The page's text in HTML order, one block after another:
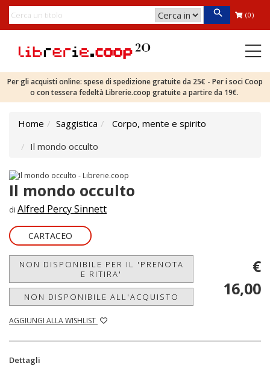
(0)
Per gli acquisti online: spese di spedizione gratuite da 25€ - Per i soci Coop
o con tessera fedeltà Librerie.coop gratuite a partire da 19€.
Home Saggistica
Corpo, mente e spirito
Il mondo occulto
Il mondo occulto
di Alfred Percy Sinnett
CARTACEO
NON DISPONIBILE PER IL 'PRENOTA
E RITIRA'
NON DISPONIBILE ALL'ACQUISTO
AGGIUNGI ALLA WISHLIST
€
16,00
Dettagli